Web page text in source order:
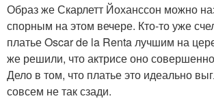
Образ же Скарлетт Йоханссон можно
спорным на этом вечере. Кто-то уже
платье Oscar de la Renta лучшим на
же решили, что актрисе оно
Дело в том, что платье это идеально
совсем не так сзади.